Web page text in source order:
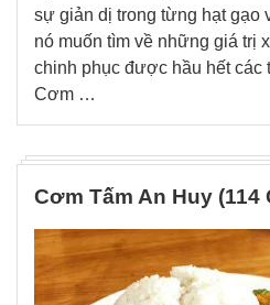
sự giản dị trong từng hạt
nó muốn tìm về những giá trị
chinh phục được hầu hết các
Cơm …
Cơm Tấm An Huy (114